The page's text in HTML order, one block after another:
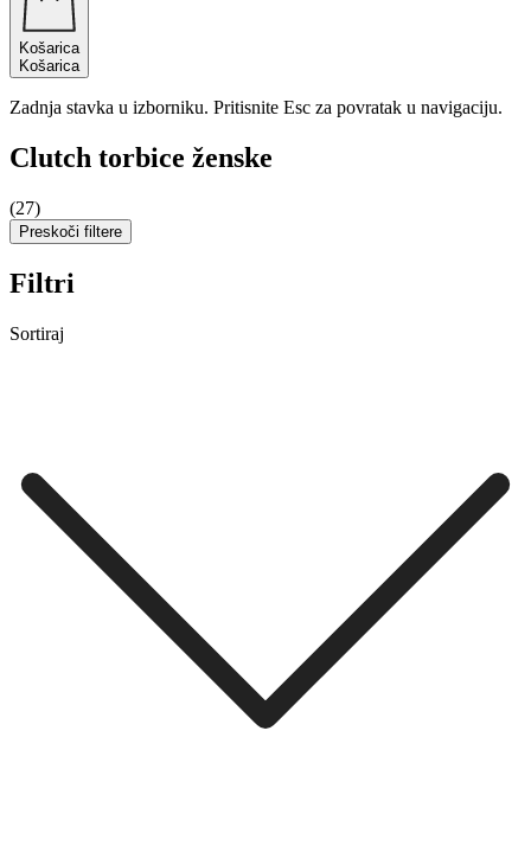
Košarica
Košarica
Zadnja stavka u izborniku. Pritisnite Esc za povratak u navigaciju.
Clutch torbice ženske
(27)
Preskoči filtere
Filtri
Sortiraj